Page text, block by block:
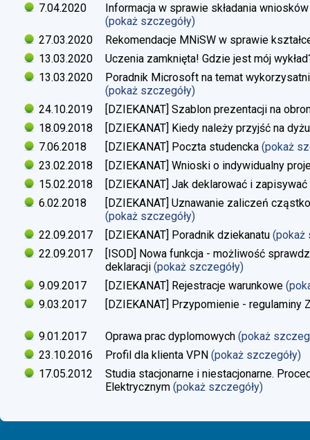
7.04.2020
Informacja w sprawie składania
(pokaż szczegóły)
27.03.2020
Rekomendacje MNiSW w sprawie
13.03.2020
Uczenia zamknięta! Gdzie jest mój
13.03.2020
Poradnik Microsoft na temat
(pokaż szczegóły)
24.10.2019
[DZIEKANAT] Szablon prezentacji na
18.09.2018
[DZIEKANAT] Kiedy należy przyjść na
7.06.2018
[DZIEKANAT] Poczta studencka (pokaż
23.02.2018
[DZIEKANAT] Wnioski o indywidualny
15.02.2018
[DZIEKANAT] Jak deklarować i
6.02.2018
[DZIEKANAT] Uznawanie zaliczeń
(pokaż szczegóły)
22.09.2017
[DZIEKANAT] Poradnik dziekanatu (pokaż
22.09.2017
[ISOD] Nowa funkcja - możliwość
deklaracji (pokaż szczegóły)
9.09.2017
[DZIEKANAT] Rejestracje warunkowe
9.03.2017
[DZIEKANAT] Przypomienie - regulaminy
9.01.2017 Oprawa prac dyplomowych (pokaż
23.10.2016
Profil dla klienta VPN (pokaż szczegóły)
17.05.2012
Studia stacjonarne i niestacjonarne.
Elektrycznym (pokaż szczegóły)